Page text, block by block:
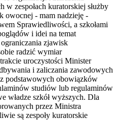
zespołach kuratorskiej służby
owocnej - mam nadzieję -
Sprawiedliwości, a szkołami
i idei na temat
zjawisk
radzić wymiar
uroczystości Minister
i zaliczania zawodowych
podstawowych obowiązków
studiów lub regulaminów
władze szkół wyższych. Dla
przez Ministra
są zespoły kuratorskie